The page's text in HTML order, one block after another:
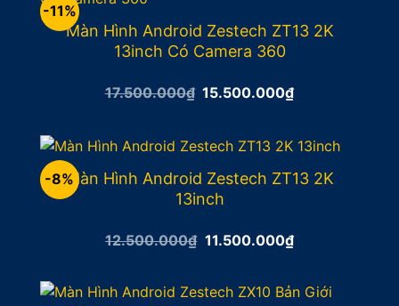
-11%
Màn Hình Android Zestech ZT13 2K
13inch Có Camera 360
17.500.000₫ Giá
15.500.000₫Giá
15.500.000₫.
-8%Màn Hình Android Zestech ZT13 2K
13inch
12.500.000₫ Giá
12.500.000₫.
11.500.000₫Giá
hiện
11.500.000₫.